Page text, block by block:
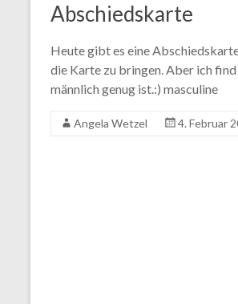
Abschiedskarte
Heute gibt es eine
die Karte zu bringen. Aber ich
männlich genug ist.:) masculine
Angela Wetzel 4. Februar